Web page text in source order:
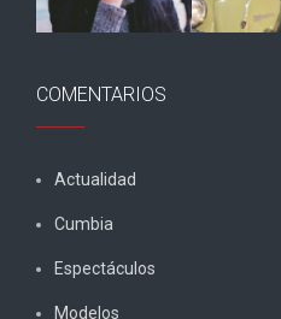
COMENTARIOS
Actualidad
Cumbia
Espectáculos
Modelos